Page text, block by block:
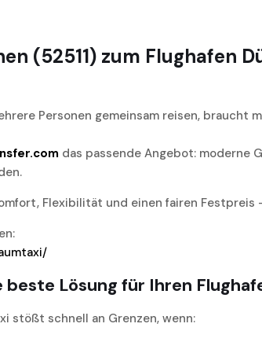
(52511) zum Flughafen
Personen gemeinsam reisen, braucht
das passende Angebot: moderne
Flexibilität und einen fairen Festpreis
Lösung für Ihren
stößt schnell an Grenzen, wenn: